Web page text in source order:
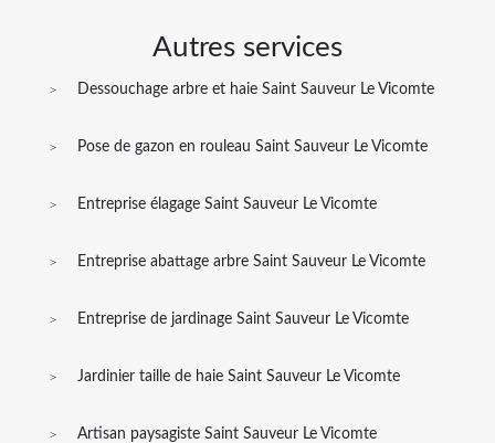
Autres services
Dessouchage arbre et haie Saint Sauveur Le Vicomte
Pose de gazon en rouleau Saint Sauveur Le Vicomte
Entreprise élagage Saint Sauveur Le Vicomte
Entreprise abattage arbre Saint Sauveur Le Vicomte
Entreprise de jardinage Saint Sauveur Le Vicomte
Jardinier taille de haie Saint Sauveur Le Vicomte
Artisan paysagiste Saint Sauveur Le Vicomte